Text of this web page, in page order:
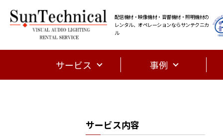
配信機材・映像機材・音響機材・照明機材の
レンタル、オペレーションならサンテクニカ
ル
サービス 事例
サービス内容